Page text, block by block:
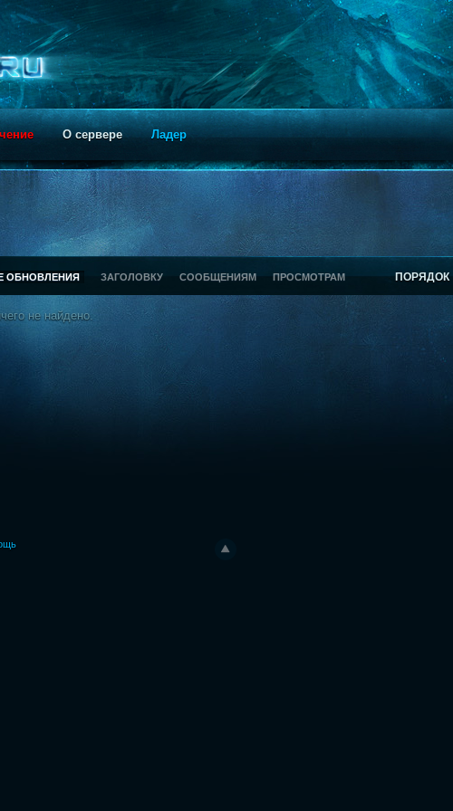
О сервере Ладер
ОБНОВЛЕНИЯ ЗАГОЛОВКУ СООБЩЕНИЯМ ПРОСМОТРАМ ПОРЯДОК
не найдено.